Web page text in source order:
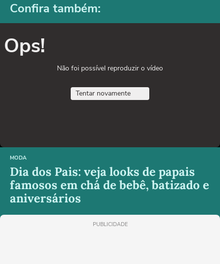
Confira também:
Ops!
Não foi possível reproduzir o vídeo
Tentar novamente
MODA
Dia dos Pais: veja looks de papais
famosos em chá de bebê, batizado e
aniversários
PUBLICIDADE